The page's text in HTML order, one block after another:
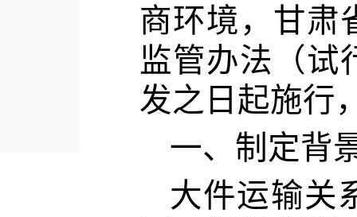
商环境，甘肃
监管办法（试
发之日起施行
一、制定背
大件运输关